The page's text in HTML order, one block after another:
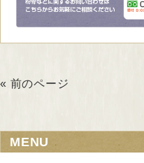
« 前のページ
MENU